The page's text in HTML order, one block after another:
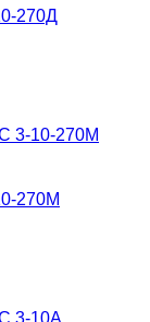
270Д
270М